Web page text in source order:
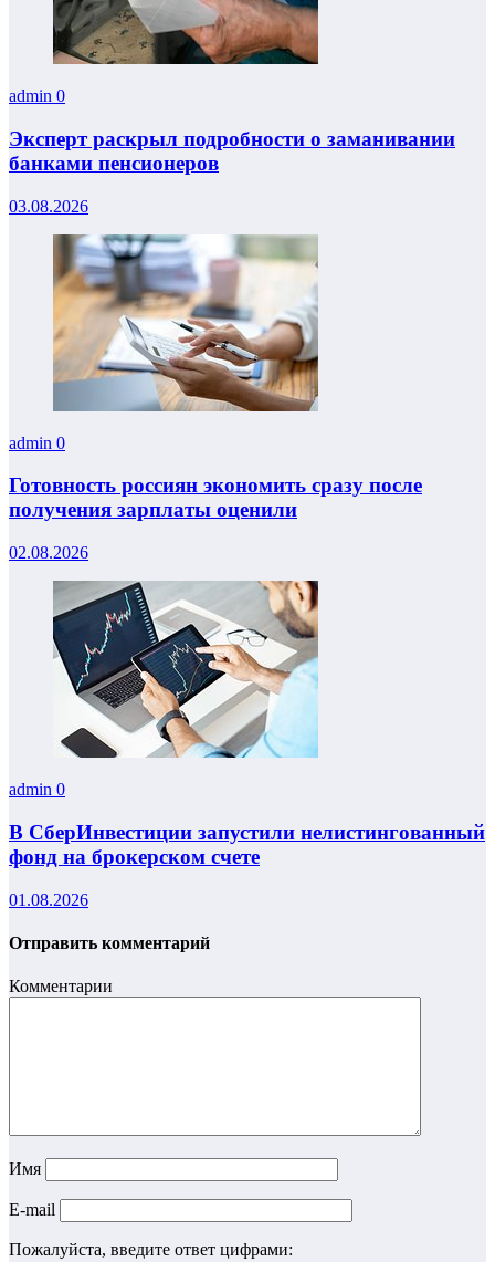
admin 0
Эксперт раскрыл подробности о заманивании
банками пенсионеров
03.08.2026
admin 0
Готовность россиян экономить сразу после
получения зарплаты оценили
02.08.2026
admin 0
В СберИнвестиции запустили нелистингованный
фонд на брокерском счете
01.08.2026
Отправить комментарий
Комментарии
Имя
E-mail
Пожалуйста, введите ответ цифрами: